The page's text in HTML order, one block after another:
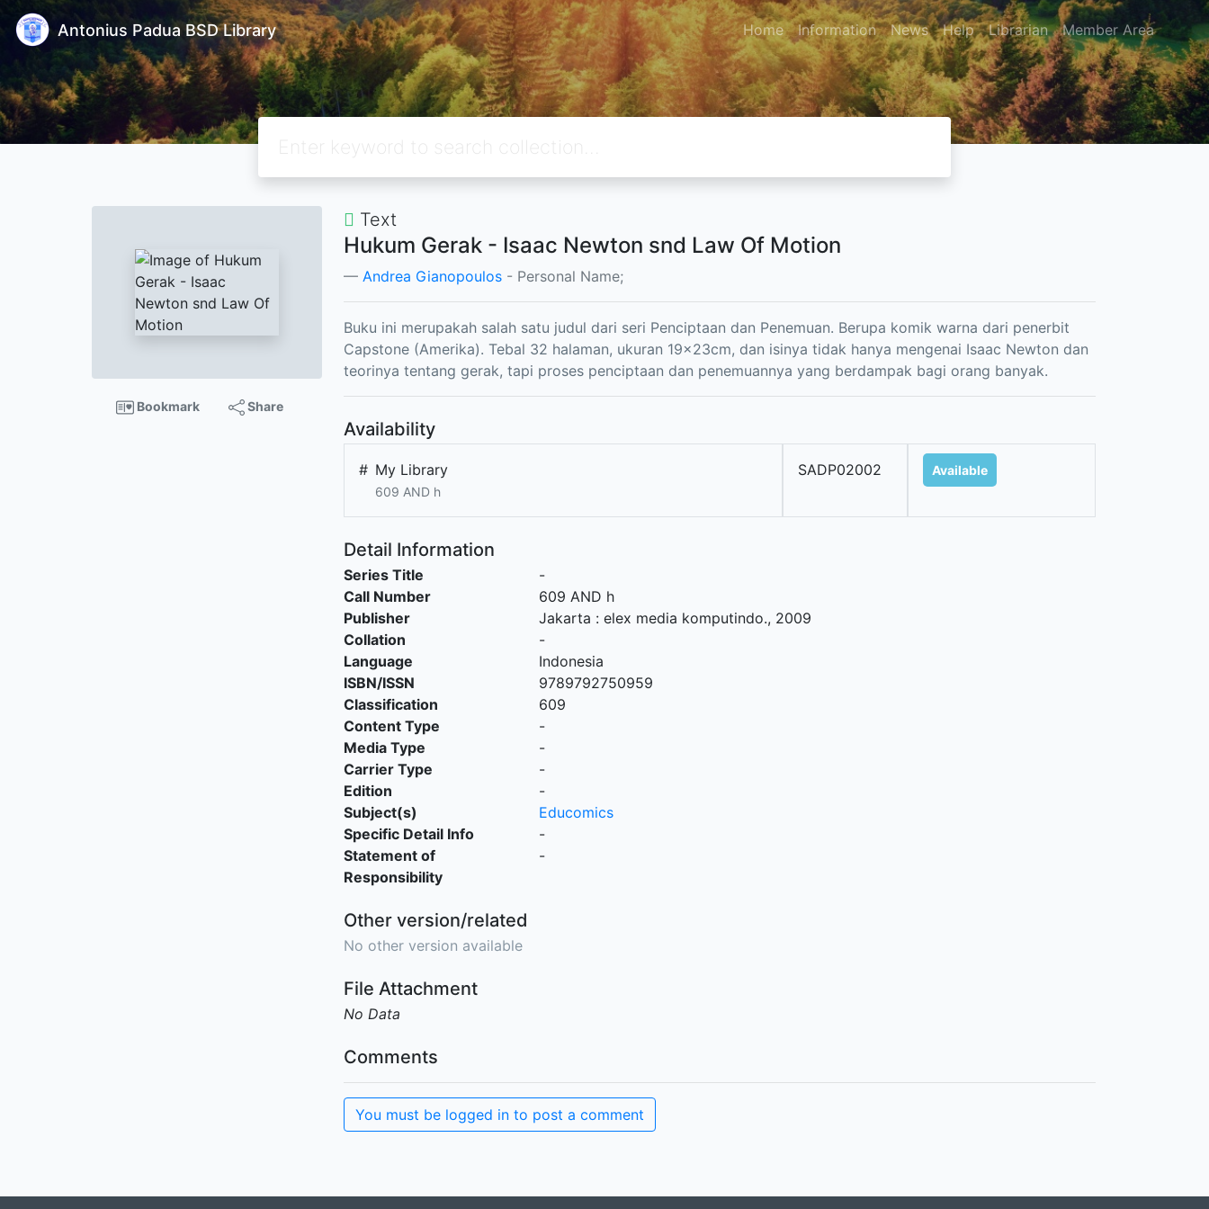
Antonius Padua BSD Library Home Information News Help Librarian Member Area
Bookmark Share
Text
Hukum Gerak - Isaac Newton snd Law Of Motion
Andrea Gianopoulos - Personal Name;
Buku ini merupakah salah satu judul dari seri Penciptaan dan Penemuan. Berupa komik warna dari penerbit
Capstone (Amerika). Tebal 32 halaman, ukuran 19x23cm, dan isinya tidak hanya mengenai Isaac Newton dan
teorinya tentang gerak, tapi proses penciptaan dan penemuannya yang berdampak bagi orang banyak.
Availability
# My Library
609 AND h
SADP02002 Available
Detail Information
Series Title
-
Call Number
609 AND h
Publisher
Jakarta : elex media komputindo., 2009
Collation
-
Language
Indonesia
ISBN/ISSN
9789792750959
Classification
609
Content Type
-
Media Type
-
Carrier Type
-
Edition
-
Subject(s)
Educomics
Specific Detail Info
-
Statement of
Responsibility
-
Other version/related
No other version available
File Attachment
No Data
Comments
You must be logged in to post a comment